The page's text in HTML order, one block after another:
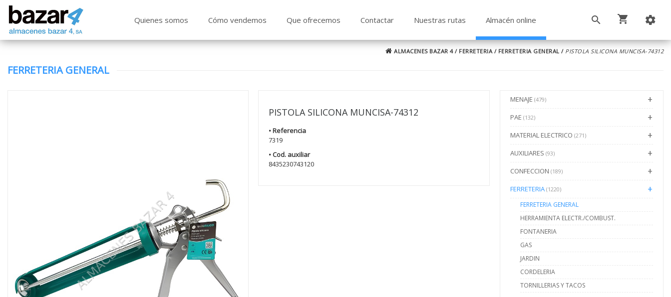
Quienes somos Cómo vendemos Que ofrecemos Contactar Nuestras rutas Almacén online
ALMACENES BAZAR 4/ FERRETERIA/ FERRETERIA GENERAL / PISTOLA SILICONA MUNCISA-74312
FERRETERIA GENERAL
MENAJE (479)
PAE (132)
MATERIAL ELECTRICO (271)
AUXILIARES (93)
CONFECCION (189)
FERRETERIA (1220)
FERRETERIA GENERAL
HERRAMIENTA ELECTR./COMBUST.
FONTANERIA
GAS
JARDIN
CORDELERIA
TORNILLERIAS Y TACOS
PISTOLA SILICONA MUNCISA-74312
• Referencia
7319
• Cod. auxiliar
8435230743120